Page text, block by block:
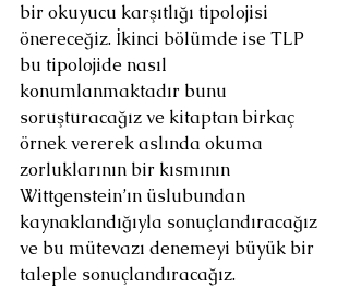
bir okuyucu karşıtlığı tipolojisi
önereceğiz. İkinci bölümde ise TLP
bu tipolojide nasıl
konumlanmaktadır bunu
soruşturacağız ve kitaptan birkaç
örnek vererek aslında okuma
zorluklarının bir kısmının
Wittgenstein’ın üslubundan
kaynaklandığıyla sonuçlandıracağız
ve bu mütevazı denemeyi büyük bir
taleple sonuçlandıracağız.